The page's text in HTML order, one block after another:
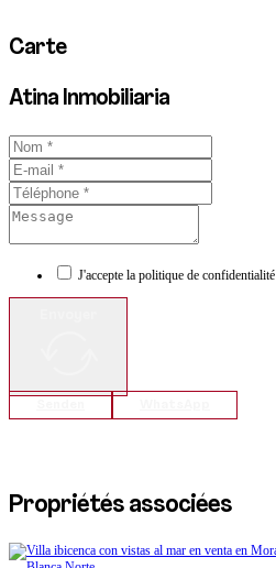
Carte
Atina Inmobiliaria
J'accepte la politique de confidentialité
Propriétés associées